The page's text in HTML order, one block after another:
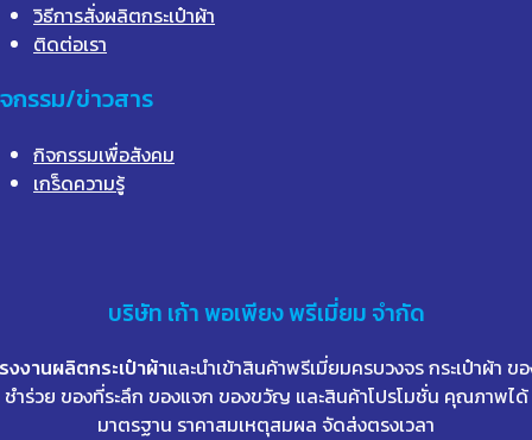
วิธีการสั่งผลิตกระเป๋าผ้า
ติดต่อเรา
กรรม/ข่าวสาร
กิจกรรมเพื่อสังคม
เกร็ดความรู้
บริษัท เก้าพอเพียง พรีเมี่ยม จำกัด
งงานผลิตกระเป๋าผ้าและนำเข้าสินค้าพรีเมี่ยมครบวงจร กระเป๋าผ้า ข
ชำร่วย ของที่ระลึก ของแจก ของขวัญ และสินค้าโปรโมชั่น คุณภาพได้
มาตรฐาน ราคาสมเหตุสมผล จัดส่งตรงเวลา